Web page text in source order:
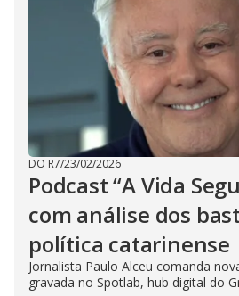
DO R7/23/02/2026
Podcast “A Vida
com análise dos
política catarinense
Jornalista Paulo Alceu comanda
gravada no Spotlab, hub digital do